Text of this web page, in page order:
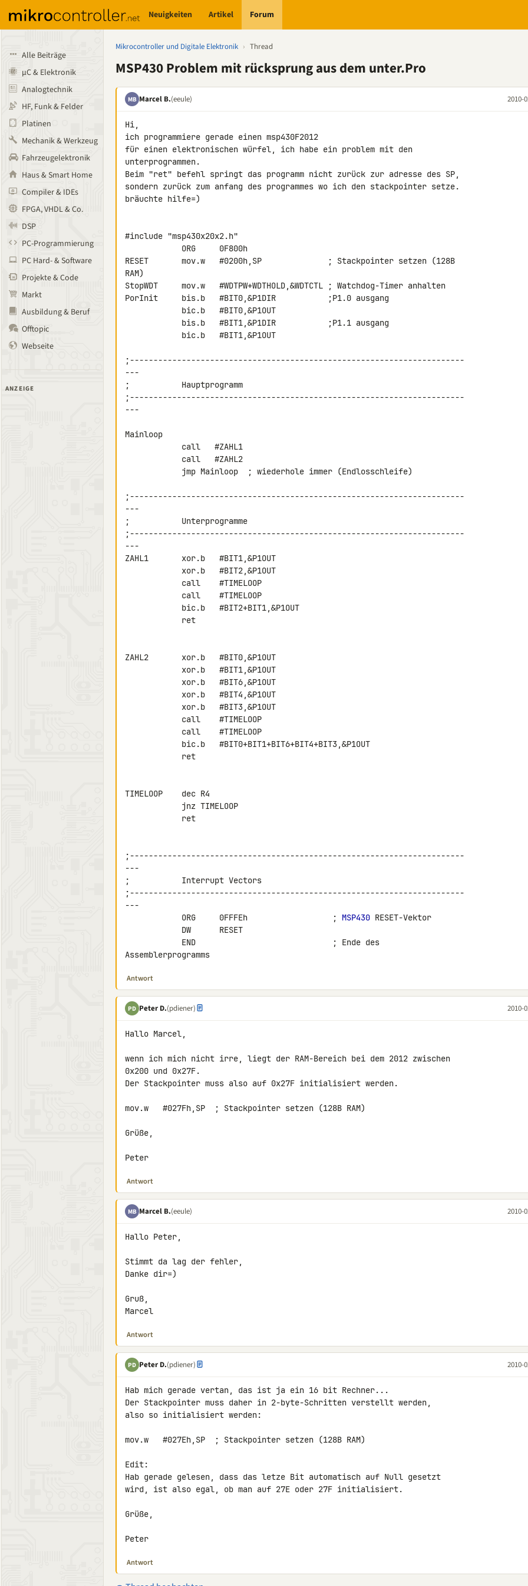
Neuigkeiten Artikel Forum
Alle Beiträge
µC & Elektronik
Analogtechnik
HF, Funk & Felder
Platinen
Mechanik & Werkzeug
Fahrzeugelektronik
Haus & Smart Home
Compiler & IDEs
FPGA, VHDL & Co.
DSP
PC-Programmierung
PC Hard- & Software
Projekte & Code
Markt
Ausbildung & Beruf
Offtopic
Webseite
ANZEIGE
Mikrocontroller und Digitale Elektronik › Thread
MSP430 Problem mit rücksprung aus dem unter.Pro
MB Marcel B.(eeule) 2010-
Hi,
ich programmiere gerade einen msp430F2012
für einen elektronischen würfel, ich habe ein problem mit den
unterprogrammen.
Beim "ret" befehl springt das programm nicht zurück zur adresse des SP,
sondern zurück zum anfang des programmes wo ich den stackpointer setze.
bräuchte hilfe=)
#include "msp430x20x2.h"
RESET       mov.w   #0200h,SP              ; Stackpointer setzen (128B
RAM)
StopWDT     mov.w   #WDTPW+WDTHOLD,&WDTCTL ; Watchdog-Timer anhalten
PorInit     bis.b   #BIT0,&P1DIR           ;P1.0 ausgang
;-----------------------------------------------------------------------
---
;           Hauptprogramm
;-----------------------------------------------------------------------
---
Mainloop
;-----------------------------------------------------------------------
---
;           Unterprogramme
;-----------------------------------------------------------------------
---
ZAHL1       xor.b   #BIT1,&P1OUT
ZAHL2       xor.b   #BIT0,&P1OUT
TIMELOOP    dec R4
;-----------------------------------------------------------------------
---
;           Interrupt Vectors
;-----------------------------------------------------------------------
---
            ORG     0FFFEh                  ;
MSP430 RESET-Vektor
Assemblerprogramms
Antwort
PD Peter D.(pdiener) 2010-
Hallo Marcel,
wenn ich mich nicht irre, liegt der RAM-Bereich bei dem 2012 zwischen
0x200 und 0x27F.
Der Stackpointer muss also auf 0x27F initialisiert werden.
mov.w   #027Fh,SP  ; Stackpointer setzen (128B RAM)
Grüße,
Peter
Antwort
MB Marcel B.(eeule) 2010-
Hallo Peter,
Stimmt da lag der fehler,
Danke dir=)
Gruß,
Marcel
Antwort
PD Peter D.(pdiener) 2010-
Hab mich gerade vertan, das ist ja ein 16 bit Rechner...
Der Stackpointer muss daher in 2-byte-Schritten verstellt werden,
also so initialisiert werden:
mov.w   #027Eh,SP  ; Stackpointer setzen (128B RAM)
Edit:
Hab gerade gelesen, dass das letze Bit automatisch auf Null gesetzt
wird, ist also egal, ob man auf 27E oder 27F initialisiert.
Grüße,
Peter
Antwort